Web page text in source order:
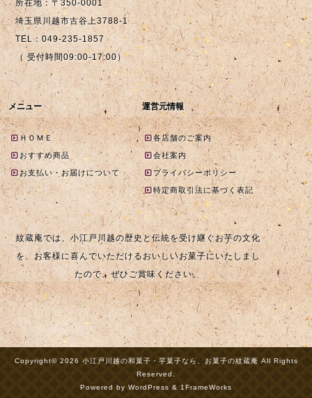
所在地：〒350-0001
埼玉県川越市古谷上3788-1
TEL：049-235-1857
（ 受付時間09:00-17:00）
メニュー
ＨＯＭＥ
おすすめ商品
お支払い・お届けについて
運営元情報
各店舗のご案内
会社案内
プライバシーポリシー
特定商取引法に基づく表記
紋蔵庵では、小江戸川越の歴史と伝統を受け継ぐお芋の文化
を、お客様に喜んでいただけるおいしいお菓子にいたしまし
たので、ぜひご賞味ください。
Copyright© 2026 小江戸川越の和菓子・芋菓子なら、お菓子の紋蔵庵 All Rights
Reserved.
Powered by WordPress & 1FrameWorks